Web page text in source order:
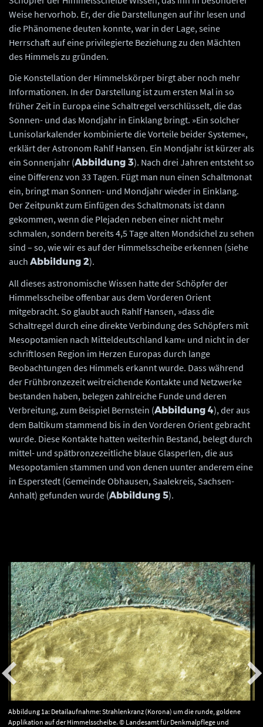
Weise hervorhob. Er, der die Darstellungen auf ihr lesen und
die Phänomene deuten konnte, war in der Lage, seine
Herrschaft auf eine privilegierte Beziehung zu den Mächten
des Himmels zu gründen.
Die Konstellation der Himmelskörper birgt aber noch mehr
Informationen. In der Darstellung ist zum ersten Mal in so
früher Zeit in Europa eine Schaltregel verschlüsselt, die das
Sonnen- und das Mondjahr in Einklang bringt. »Ein solcher
Lunisolarkalender kombinierte die Vorteile beider Systeme«,
erklärt der Astronom Rahlf Hansen. Ein Mondjahr ist kürzer als
ein Sonnenjahr (Abbildung 3). Nach drei Jahren entsteht so
eine Differenz von 33 Tagen. Fügt man nun einen Schaltmonat
ein, bringt man Sonnen- und Mondjahr wieder in Einklang.
Der Zeitpunkt zum Einfügen des Schaltmonats ist dann
gekommen, wenn die Plejaden neben einer nicht mehr
schmalen, sondern bereits 4,5 Tage alten Mondsichel zu sehen
sind – so, wie wir es auf der Himmelsscheibe erkennen (siehe
auch Abbildung 2).
All dieses astronomische Wissen hatte der Schöpfer der
Himmelsscheibe offenbar aus dem Vorderen Orient
mitgebracht. So glaubt auch Rahlf Hansen, »dass die
Schaltregel durch eine direkte Verbindung des Schöpfers mit
Mesopotamien nach Mitteldeutschland kam« und nicht in der
schriftlosen Region im Herzen Europas durch lange
Beobachtungen des Himmels erkannt wurde. Dass während
der Frühbronzezeit weitreichende Kontakte und Netzwerke
bestanden haben, belegen zahlreiche Funde und deren
Verbreitung, zum Beispiel Bernstein (Abbildung 4), der aus
dem Baltikum stammend bis in den Vorderen Orient gebracht
wurde. Diese Kontakte hatten weiterhin Bestand, belegt durch
mittel- und spätbronzezeitliche blaue Glasperlen, die aus
Mesopotamien stammen und von denen uunter anderem eine
in Esperstedt (Gemeinde Obhausen, Saalekreis, Sachsen-
Anhalt) gefunden wurde (Abbildung 5).
Abbildung 1a: Detailaufnahme: Strahlenkranz (Korona) um die runde, goldene
Applikation auf der Himmelsscheibe. © Landesamt für Denkmalpflege und